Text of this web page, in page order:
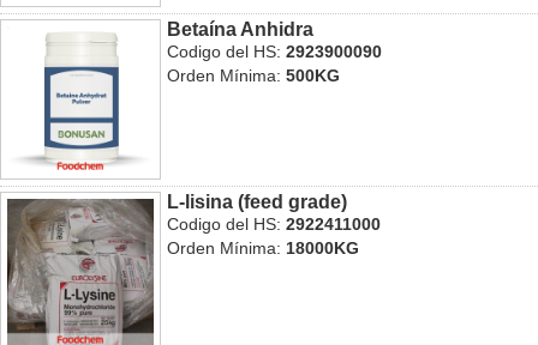
Betaína Anhidra
Codigo del HS:2923900090
Orden Mínima:500KG
L-lisina (feed grade)
Codigo del HS:2922411000
Orden Mínima:18000KG